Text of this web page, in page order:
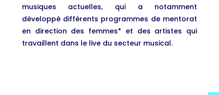
musiques actuelles, qui a notamment
développé différents programmes de mentorat
en direction des femmes* et des artistes qui
travaillent dans le live du secteur musical.